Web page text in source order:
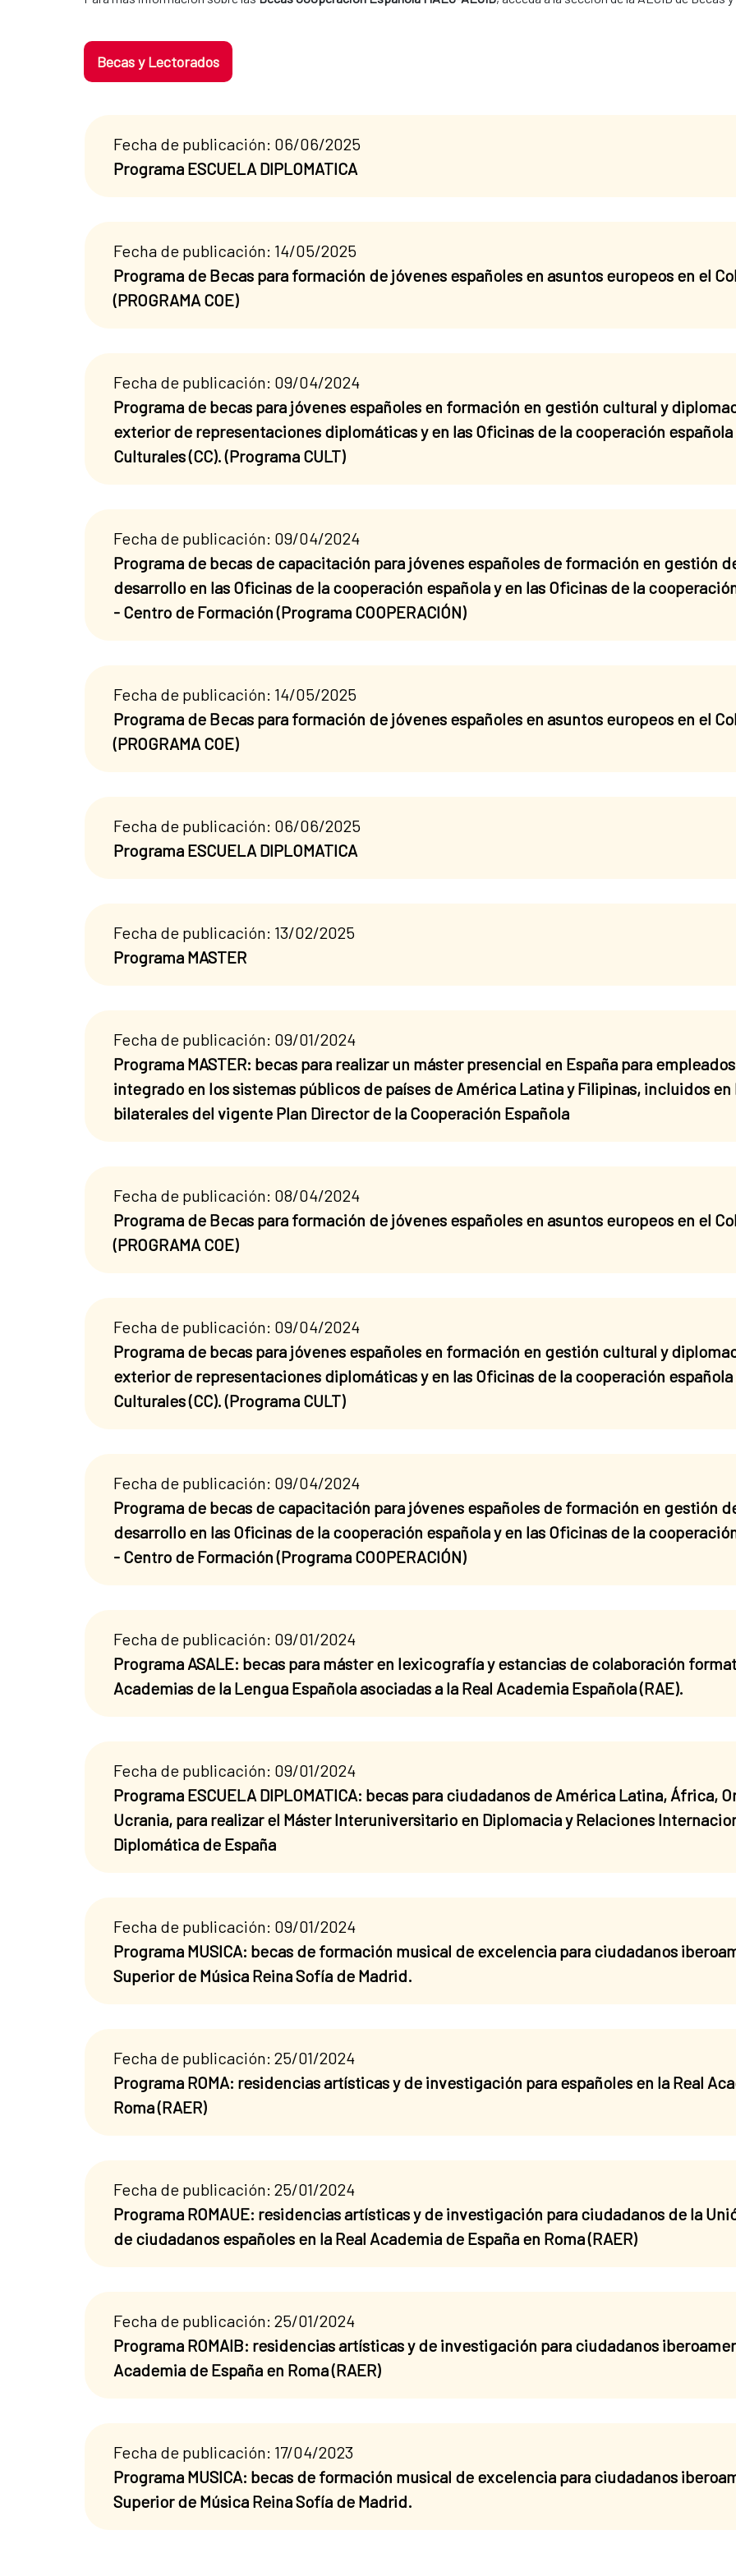
Becas y Lectorados
Fecha de publicación: 06/06/2025
Programa ESCUELA DIPLOMATICA
Fecha de publicación: 14/05/2025
Programa de Becas para formación de jóvenes españoles en asuntos europeos en el
(PROGRAMA COE)
Fecha de publicación: 09/04/2024
Programa de becas para jóvenes españoles en formación en gestión cultural y
exterior de representaciones diplomáticas y en las Oficinas de la cooperación
Culturales (CC). (Programa CULT)
Fecha de publicación: 09/04/2024
Programa de becas de capacitación para jóvenes españoles de formación en gestión
desarrollo en las Oficinas de la cooperación española y en las Oficinas de la
- Centro de Formación (Programa COOPERACIÓN)
Fecha de publicación: 14/05/2025
Programa de Becas para formación de jóvenes españoles en asuntos europeos en el
(PROGRAMA COE)
Fecha de publicación: 06/06/2025
Programa ESCUELA DIPLOMATICA
Fecha de publicación: 13/02/2025
Programa MASTER
Fecha de publicación: 09/01/2024
Programa MASTER: becas para realizar un máster presencial en España para
integrado en los sistemas públicos de países de América Latina y Filipinas, incluidos
bilaterales del vigente Plan Director de la Cooperación Española
Fecha de publicación: 08/04/2024
Programa de Becas para formación de jóvenes españoles en asuntos europeos en el
(PROGRAMA COE)
Fecha de publicación: 09/04/2024
Programa de becas para jóvenes españoles en formación en gestión cultural y
exterior de representaciones diplomáticas y en las Oficinas de la cooperación
Culturales (CC). (Programa CULT)
Fecha de publicación: 09/04/2024
Programa de becas de capacitación para jóvenes españoles de formación en gestión
desarrollo en las Oficinas de la cooperación española y en las Oficinas de la
- Centro de Formación (Programa COOPERACIÓN)
Fecha de publicación: 09/01/2024
Programa ASALE: becas para máster en lexicografía y estancias de colaboración
Academias de la Lengua Española asociadas a la Real Academia Española (RAE).
Fecha de publicación: 09/01/2024
Programa ESCUELA DIPLOMATICA: becas para ciudadanos de América Latina, África,
Ucrania, para realizar el Máster Interuniversitario en Diplomacia y Relaciones
Diplomática de España
Fecha de publicación: 09/01/2024
Programa MUSICA: becas de formación musical de excelencia para ciudadanos
Superior de Música Reina Sofía de Madrid.
Fecha de publicación: 25/01/2024
Programa ROMA: residencias artísticas y de investigación para españoles en la Real
Roma (RAER)
Fecha de publicación: 25/01/2024
Programa ROMAUE: residencias artísticas y de investigación para ciudadanos de la
de ciudadanos españoles en la Real Academia de España en Roma (RAER)
Fecha de publicación: 25/01/2024
Programa ROMAIB: residencias artísticas y de investigación para ciudadanos
Academia de España en Roma (RAER)
Fecha de publicación: 17/04/2023
Programa MUSICA: becas de formación musical de excelencia para ciudadanos
Superior de Música Reina Sofía de Madrid.